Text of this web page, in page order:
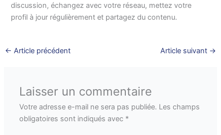
discussion, échangez avec votre réseau, mettez votre
profil à jour régulièrement et partagez du contenu.
← Article précédent Article suivant →
Laisser un commentaire
Votre adresse e-mail ne sera pas publiée. Les champs
obligatoires sont indiqués avec *